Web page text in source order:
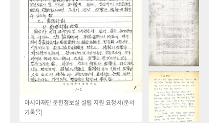
아시아재단 문헌정보실 설립 지원 요청서(문서
기록물)